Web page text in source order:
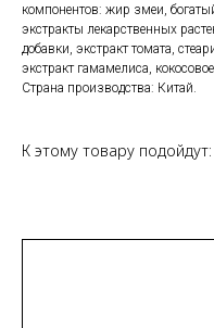
компонентов: жир змеи,
экстракты лекарственных
добавки, экстракт томата,
экстракт гамамелиса,
Страна производства: Китай.
К этому товару подойдут: